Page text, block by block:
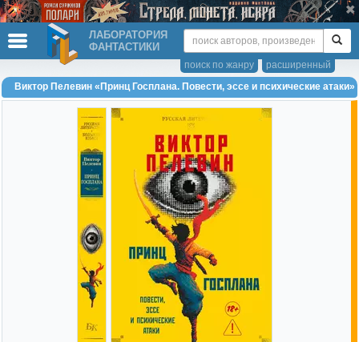
ЛАБОРАТОРИЯ
ФАНТАСТИКИ
расширенный
поиск по жанру
Виктор Пелевин «Принц Госплана. Повести, эссе и психические атаки»